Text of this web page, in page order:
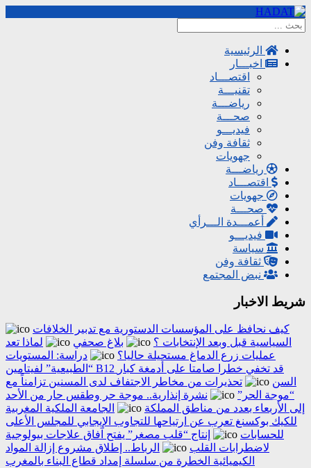
الرئيسية
اخبـــار
اقتصـــاد
تقنيـــة
رياضـــة
صحـــة
فيديـــو
ثقافة وفن
جهويات
رياضـــة
اقتصـــاد
جهويات
صحـــة
أعمـــدة الـــرأي
فيديـــو
سياسة
ثقافة وفن
نبض المجتمع
شريط الاخبار
كيف نحافظ على المؤسسات الدستورية مع تدبير الخلافات
السياسية قبل وبعد الإنتخابات ؟
بلاغ صحفي
لماذا تعد
عمليات زرع الدماغ مستحيلة حاليا؟
دراسة: المستويات
“الطبيعية” لفيتامين B12 قد تخفي خطرا صامتا على أدمغة كبار
السن
تحذيرات من مخاطر الاجتفاف لدى المسنين تزامناً مع
“موجة الحر”
نشرة إنذارية.. موجة حر وطقس حار من الأحد
إلى الأربعاء بعدد من مناطق المملكة
الجامعة الملكية المغربية
للكيك بوكسنغ تعرب عن ارتياحها للتجاوب الإيجابي للمجلس الأعلى
للحسابات
إنتاج “قلب مصغر” يفتح آفاق علاجات بيولوجية
لاضطرابات القلب
الرباط.. إطلاق مشروع إزالة المواد
الكيميائية الخطرة من سلسلة إمداد قطاع البناء بالمغرب